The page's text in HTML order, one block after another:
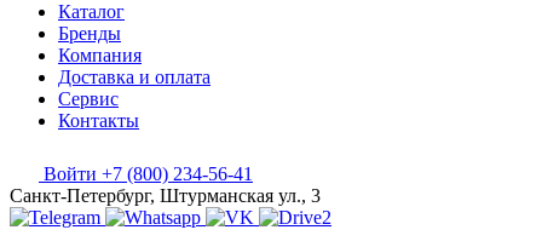
Каталог
Бренды
Компания
Доставка и оплата
Сервис
Контакты
Войти +7 (800) 234-56-41
Санкт-Петербург, Штурманская ул., 3